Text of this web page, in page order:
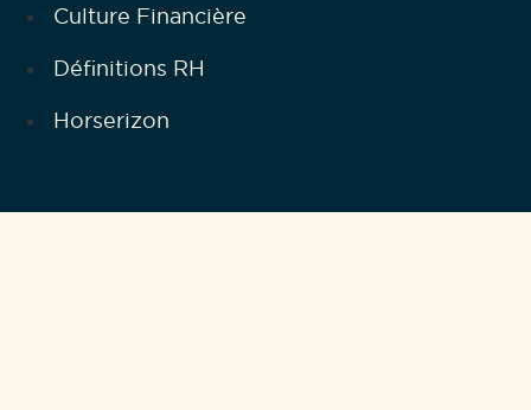
Culture Financière
Définitions RH
Horserizon